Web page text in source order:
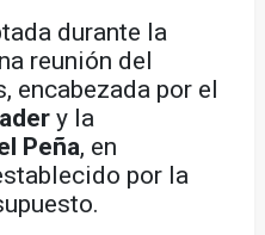
durante la
reunión del
encabezada por el
y la
Peña, en
por la